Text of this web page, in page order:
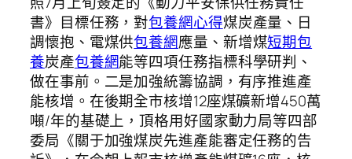
書》目標任務，對包養網心得煤炭產量、日
調懷抱、電煤供包養網應量、新增煤短期包
養炭產包養網能等四項任務指標科學研判、
做在事前。二是加強統籌協調，有序推進產
能核增。在後期全市核增12座煤礦新增450萬
噸/年的基礎上，頂格用好國家動力局等四部
委局《關于加強煤炭先進產能審定任務的告